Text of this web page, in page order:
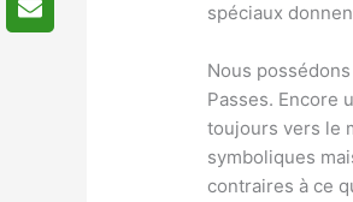
spéciaux
Nous
Passes. Encore
toujours vers le
symboliques
contraires à ce